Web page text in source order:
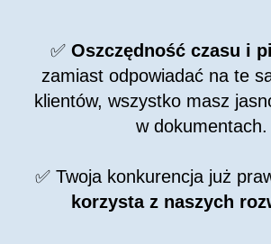
✅ Oszczędność czasu i
zamiast odpowiadać na te
klientów, wszystko masz
w dokumentach.
✅ Twoja konkurencja już
korzysta z naszych